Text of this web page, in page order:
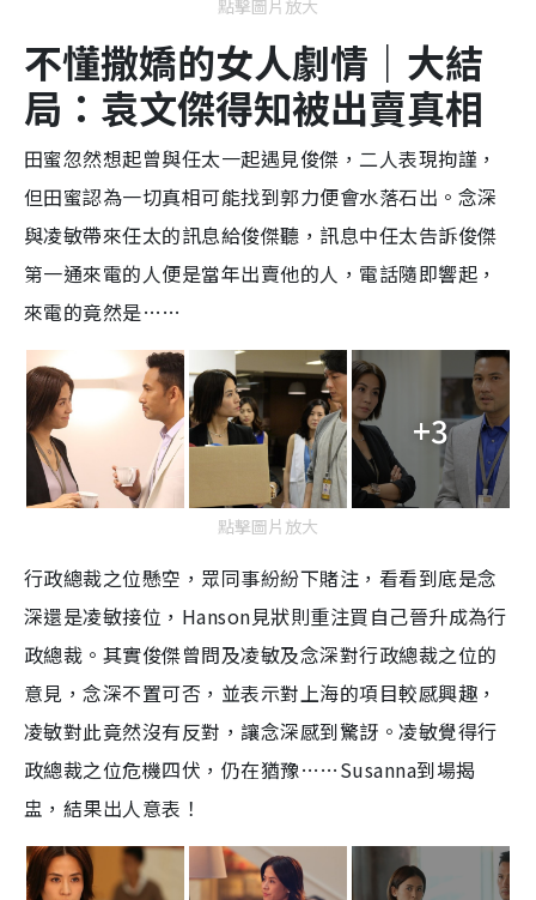
點擊圖片放大
不懂撒嬌的女人劇情｜大結
局：袁文傑得知被出賣真相
田蜜忽然想起曾與任太一起遇見俊傑，二人表現拘謹，
但田蜜認為一切真相可能找到郭力便會水落石出。念深
與凌敏帶來任太的訊息給俊傑聽，訊息中任太告訴俊傑
第一通來電的人便是當年出賣他的人，電話隨即響起，
來電的竟然是……
+3
點擊圖片放大
行政總裁之位懸空，眾同事紛紛下賭注，看看到底是念
深還是凌敏接位，Hanson見狀則重注買自己晉升成為行
政總裁。其實俊傑曾問及凌敏及念深對行政總裁之位的
意見，念深不置可否，並表示對上海的項目較感興趣，
凌敏對此竟然沒有反對，讓念深感到驚訝。凌敏覺得行
政總裁之位危機四伏，仍在猶豫……Susanna到場揭
盅，結果出人意表！